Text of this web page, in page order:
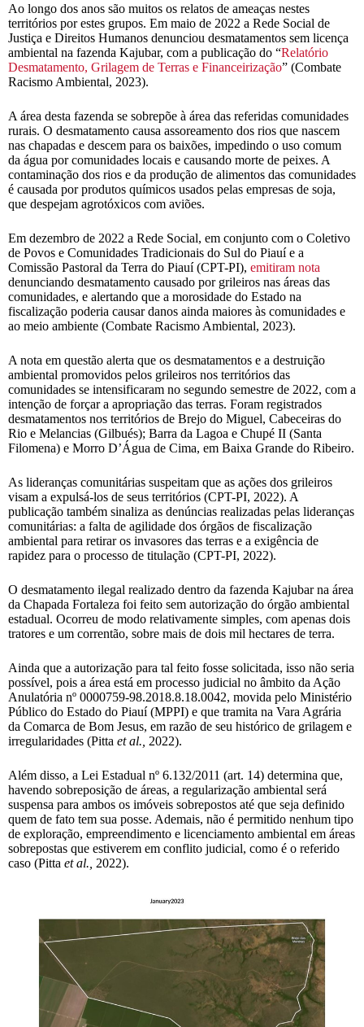
Ao longo dos anos são muitos os relatos de ameaças nestes
territórios por estes grupos. Em maio de 2022 a Rede Social de
Justiça e Direitos Humanos denunciou desmatamentos sem licença
ambiental na fazenda Kajubar, com a publicação do “Relatório
Desmatamento, Grilagem de Terras e Financeirização” (Combate
Racismo Ambiental, 2023).
A área desta fazenda se sobrepõe à área das referidas comunidades
rurais. O desmatamento causa assoreamento dos rios que nascem
nas chapadas e descem para os baixões, impedindo o uso comum
da água por comunidades locais e causando morte de peixes. A
contaminação dos rios e da produção de alimentos das comunidades
é causada por produtos químicos usados pelas empresas de soja,
que despejam agrotóxicos com aviões.
Em dezembro de 2022 a Rede Social, em conjunto com o Coletivo
de Povos e Comunidades Tradicionais do Sul do Piauí e a
Comissão Pastoral da Terra do Piauí (CPT-PI), emitiram nota
denunciando desmatamento causado por grileiros nas áreas das
comunidades, e alertando que a morosidade do Estado na
fiscalização poderia causar danos ainda maiores às comunidades e
ao meio ambiente (Combate Racismo Ambiental, 2023).
A nota em questão alerta que os desmatamentos e a destruição
ambiental promovidos pelos grileiros nos territórios das
comunidades se intensificaram no segundo semestre de 2022, com a
intenção de forçar a apropriação das terras. Foram registrados
desmatamentos nos territórios de Brejo do Miguel, Cabeceiras do
Rio e Melancias (Gilbués); Barra da Lagoa e Chupé II (Santa
Filomena) e Morro D’Água de Cima, em Baixa Grande do Ribeiro.
As lideranças comunitárias suspeitam que as ações dos grileiros
visam a expulsá-los de seus territórios (CPT-PI, 2022). A
publicação também sinaliza as denúncias realizadas pelas lideranças
comunitárias: a falta de agilidade dos órgãos de fiscalização
ambiental para retirar os invasores das terras e a exigência de
rapidez para o processo de titulação (CPT-PI, 2022).
O desmatamento ilegal realizado dentro da fazenda Kajubar na área
da Chapada Fortaleza foi feito sem autorização do órgão ambiental
estadual. Ocorreu de modo relativamente simples, com apenas dois
tratores e um correntão, sobre mais de dois mil hectares de terra.
Ainda que a autorização para tal feito fosse solicitada, isso não seria
possível, pois a área está em processo judicial no âmbito da Ação
Anulatória nº 0000759-98.2018.8.18.0042, movida pelo Ministério
Público do Estado do Piauí (MPPI) e que tramita na Vara Agrária
da Comarca de Bom Jesus, em razão de seu histórico de grilagem e
irregularidades (Pitta et al., 2022).
Além disso, a Lei Estadual nº 6.132/2011 (art. 14) determina que,
havendo sobreposição de áreas, a regularização ambiental será
suspensa para ambos os imóveis sobrepostos até que seja definido
quem de fato tem sua posse. Ademais, não é permitido nenhum tipo
de exploração, empreendimento e licenciamento ambiental em áreas
sobrepostas que estiverem em conflito judicial, como é o referido
caso (Pitta et al., 2022).